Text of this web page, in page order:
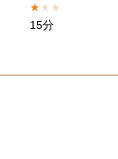
★★ ★
15分